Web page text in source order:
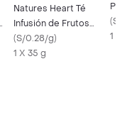
Natures Heart Té
Infusión de Frutos
Rojos
(S/0.28/g)
1 X 35 g
(S/
1 X